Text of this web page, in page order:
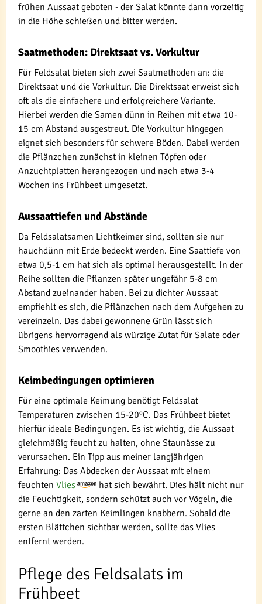
frühen Aussaat geboten - der Salat könnte dann vorzeitig
in die Höhe schießen und bitter werden.
Saatmethoden: Direktsaat vs. Vorkultur
Für Feldsalat bieten sich zwei Saatmethoden an: die
Direktsaat und die Vorkultur. Die Direktsaat erweist sich
oft als die einfachere und erfolgreichere Variante.
Hierbei werden die Samen dünn in Reihen mit etwa 10-
15 cm Abstand ausgestreut. Die Vorkultur hingegen
eignet sich besonders für schwere Böden. Dabei werden
die Pflänzchen zunächst in kleinen Töpfen oder
Anzuchtplatten herangezogen und nach etwa 3-4
Wochen ins Frühbeet umgesetzt.
Aussaattiefen und Abstände
Da Feldsalatsamen Lichtkeimer sind, sollten sie nur
hauchdünn mit Erde bedeckt werden. Eine Saattiefe von
etwa 0,5-1 cm hat sich als optimal herausgestellt. In der
Reihe sollten die Pflanzen später ungefähr 5-8 cm
Abstand zueinander haben. Bei zu dichter Aussaat
empfiehlt es sich, die Pflänzchen nach dem Aufgehen zu
vereinzeln. Das dabei gewonnene Grün lässt sich
übrigens hervorragend als würzige Zutat für Salate oder
Smoothies verwenden.
Keimbedingungen optimieren
Für eine optimale Keimung benötigt Feldsalat
Temperaturen zwischen 15-20°C. Das Frühbeet bietet
hierfür ideale Bedingungen. Es ist wichtig, die Aussaat
gleichmäßig feucht zu halten, ohne Staunässe zu
verursachen. Ein Tipp aus meiner langjährigen
Erfahrung: Das Abdecken der Aussaat mit einem
feuchten Vlies
hat sich bewährt. Dies hält nicht nur
die Feuchtigkeit, sondern schützt auch vor Vögeln, die
gerne an den zarten Keimlingen knabbern. Sobald die
ersten Blättchen sichtbar werden, sollte das Vlies
entfernt werden.
Pflege des Feldsalats im
Frühbeet